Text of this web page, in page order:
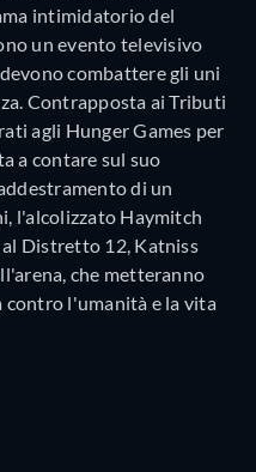
intimidatorio del
un evento televisivo
combattere gli uni
Contrapposta ai Tributi
agli Hunger Games per
a contare sul suo
di un
l'alcolizzato Haymitch
Distretto 12, Katniss
che metteranno
contro l'umanità e la vita